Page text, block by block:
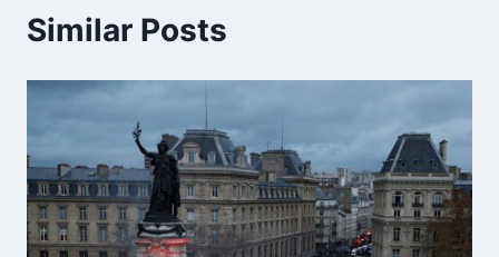
Similar Posts